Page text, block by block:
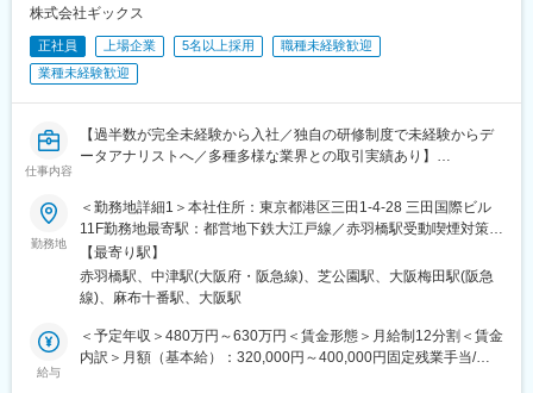
◎将来的には提案～プロジェクト受注～業務設計・運営等に携わ
・戦略策定（ビジネスモデル、事業戦略、成長戦略、コスト構造
改革、他）
＜地域が抱えるDX/SXの課題例＞
地域特有の産業構造と課題への対応など
＜当社のプロジェクト実例＞
https://www.ccube-consulting.co.jp/case/
＜未経験からの入社の決め手＞
「市のデジタル政策立案・DX推進を担当する中で、地域活性化に
は多様なプレーヤーの連携が不可欠と感じた。当社が地域創生の
株式会社ギックス
正社員 上場企業 5名以上採用
職種未経験歓迎
業種未経験歓迎
仕事内容
【過半数が完全未経験から入社／独自の研修制度で未経験からデ
ータアナリストへ／多種多様な業界との取引実績あり】
データを活用して企業の業務課題を解決する当社にて、データア
ナリストを募集いたします。
■業務概要
クライアントから受領するデータを分析し、業務課題解決・経営
課題解決に向けたプロジェクトへ参画頂きます。
本ポジションはアナリスト職として「知りたいことが分かる分
析」「議論するための材料となる分析」「仮説が正しいか検証で
きる分析」を実施していただきます。
勤務地
＜勤務地詳細1＞本社住所：東京都港区三田1-4-28 三田国際ビル
11F勤務地最寄駅：都営地下鉄大江戸線／赤羽橋駅受動喫煙対策：
屋内全面禁煙＜勤務地詳細2＞大阪オフィス住所：大阪府大阪市北
区大深町6番38号 グラングリーン大阪 北館 JAM BASE 4階
JAM-STUDIO 404号室勤務地最寄駅：JR線／大阪駅受動喫煙対
【最寄り駅】
赤羽橋駅、中津駅(大阪府・阪急線)、芝公園駅、大阪梅田駅(阪急
線)、麻布十番駅、大阪駅
給与
＜予定年収＞480万円～630万円＜賃金形態＞月給制12分割＜賃金
内訳＞月額（基本給）：320,000円～400,000円固定残業手当/